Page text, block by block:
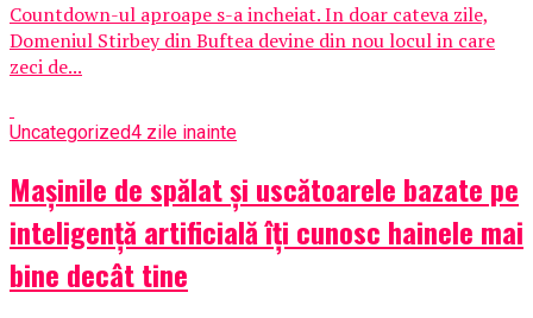
Countdown-ul aproape s-a incheiat. In doar cateva zile,
Domeniul Stirbey din Buftea devine din nou locul in care
zeci de...
Uncategorized4 zile inainte
Mașinile de spălat și uscătoarele bazate pe
inteligență artificială îți cunosc hainele mai
bine decât tine